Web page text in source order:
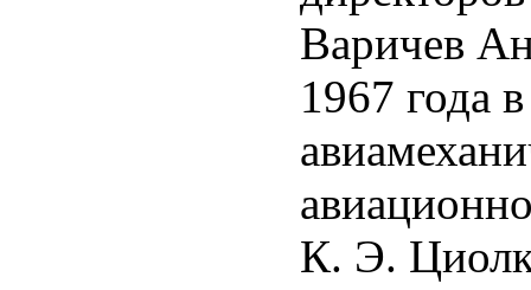
Варичев
1967 года
К. Э.